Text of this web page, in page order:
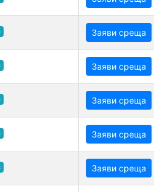
Заяви среща
Заяви среща
Заяви среща
Заяви среща
Заяви среща